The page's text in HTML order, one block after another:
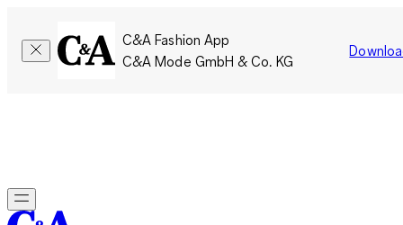
C&A Fashion App
C&A Mode GmbH & Co. KG